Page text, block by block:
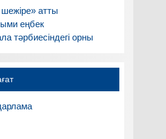
атты
еңбек
тәрбиесіндегі орны